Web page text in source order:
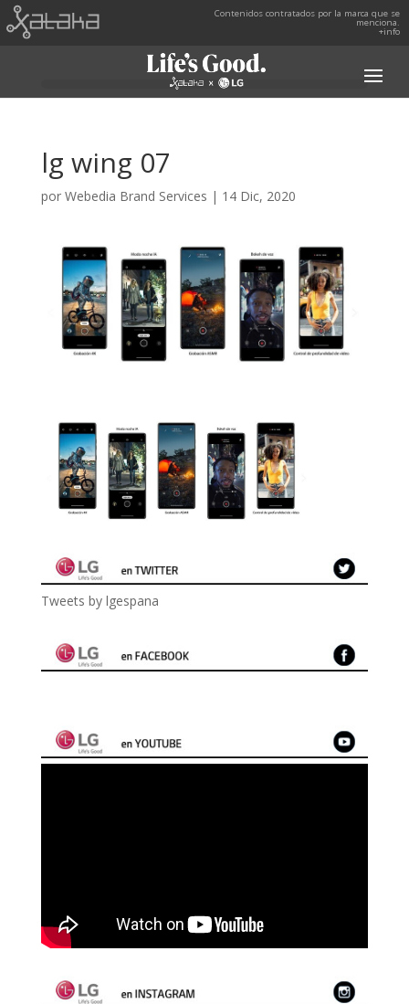
Contenidos contratados por la marca que se
menciona.
+info
lg wing 07
por Webedia Brand Services | 14 Dic, 2020
Tweets by lgespana